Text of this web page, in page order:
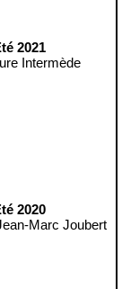
2021
2020